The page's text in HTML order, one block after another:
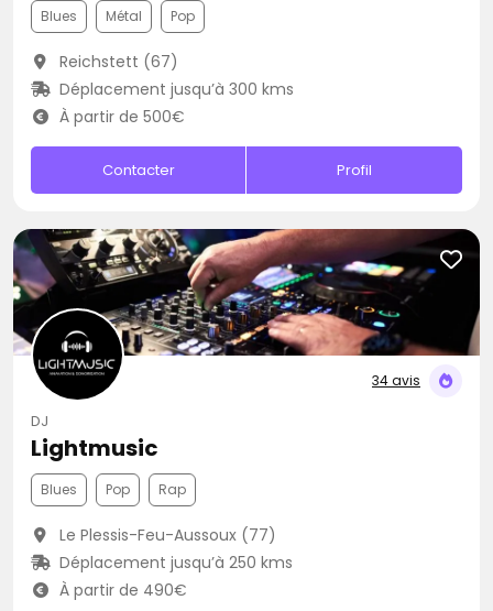
Blues Métal Pop
Reichstett (67)
Déplacement jusqu’à 300 kms
À partir de 500€
Contacter Profil
34 avis
DJ
Lightmusic
Blues Pop Rap
Le Plessis-Feu-Aussoux (77)
Déplacement jusqu’à 250 kms
À partir de 490€